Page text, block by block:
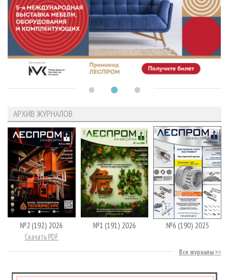
АРХИВ ЖУРНАЛОВ
№2 (192) 2026
Скачать PDF
№1 (191) 2026 №6 (190) 2025
Все журналы